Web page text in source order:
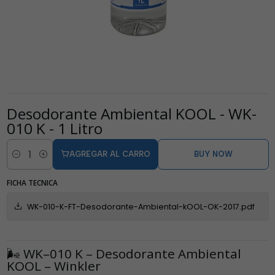
Desodorante Ambiental KOOL - WK-
010 K - 1 Litro
Cantidad
AGREGAR AL CARRO BUY NOW
FICHA TECNICA
WK-010-K-FT-Desodorante-Ambiental-kOOL-OK-2017.pdf
🌬️ WK–010 K – Desodorante Ambiental
KOOL – Winkler